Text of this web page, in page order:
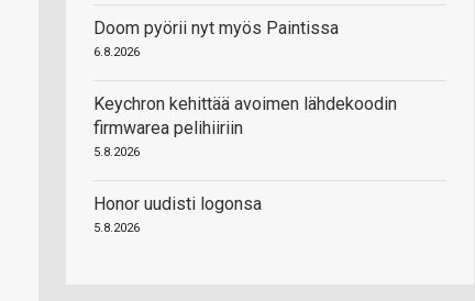
Doom pyörii nyt myös Paintissa
6.8.2026
Keychron kehittää avoimen lähdekoodin
firmwarea pelihiiriin
5.8.2026
Honor uudisti logonsa
5.8.2026